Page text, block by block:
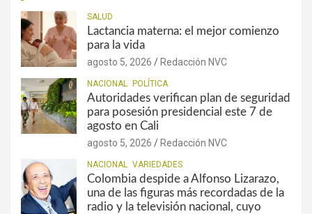
SALUD
Lactancia materna: el mejor comienzo
para la vida
agosto 5, 2026 Redacción NVC
NACIONAL POLÍTICA
Autoridades verifican plan de seguridad
para posesión presidencial este 7 de
agosto en Cali
agosto 5, 2026 Redacción NVC
NACIONAL VARIEDADES
Colombia despide a Alfonso Lizarazo,
una de las figuras más recordadas de la
radio y la televisión nacional, cuyo